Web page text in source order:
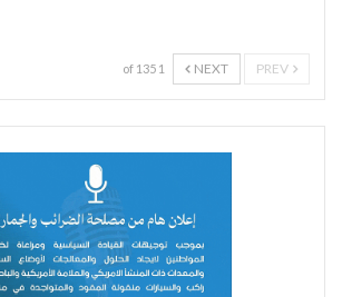
NEXT
1 of 135